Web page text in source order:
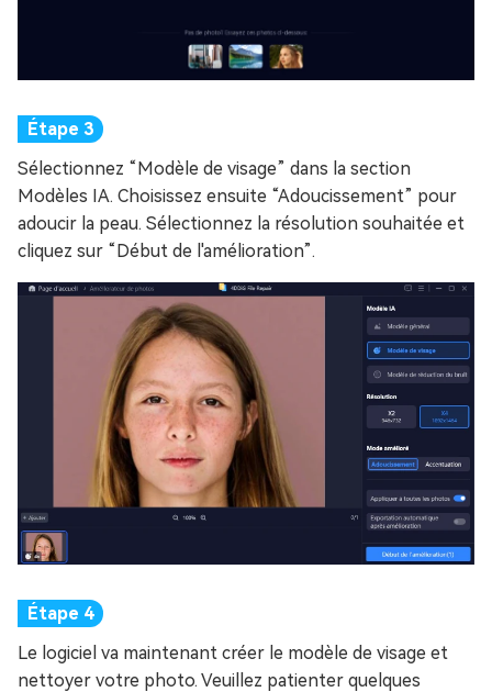
Sélectionnez “Modèle de visage” dans la section
Modèles IA. Choisissez ensuite “Adoucissement” pour
adoucir la peau. Sélectionnez la résolution souhaitée et
cliquez sur “Début de l'amélioration”.
Le logiciel va maintenant créer le modèle de visage et
nettoyer votre photo. Veuillez patienter quelques